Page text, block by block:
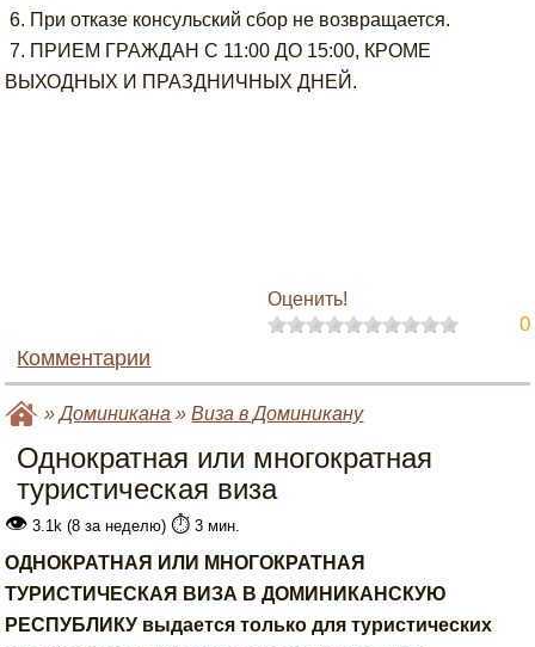
6. При отказе консульский сбор не возвращается.
7. ПРИЕМ ГРАЖДАН С 11:00 ДО 15:00, КРОМЕ
ВЫХОДНЫХ И ПРАЗДНИЧНЫХ ДНЕЙ.
Оценить!
0
Комментарии
»Доминикана »Виза в Доминикану
Однократная или многократная
туристическая виза
👁 3.1k (8 за неделю) ⏱️ 3 мин.
ОДНОКРАТНАЯ ИЛИ МНОГОКРАТНАЯ
ТУРИСТИЧЕСКАЯ ВИЗА В ДОМИНИКАНСКУЮ
РЕСПУБЛИКУ выдается только для туристических